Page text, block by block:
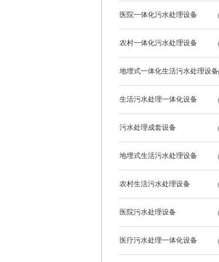
医院一体化污水处理设备
农村一体化污水处理设备
地埋式一体化生活污水处理设备
生活污水处理一体化设备
污水处理成套设备
地埋式生活污水处理设备
农村生活污水处理设备
医院污水处理设备
医疗污水处理一体化设备